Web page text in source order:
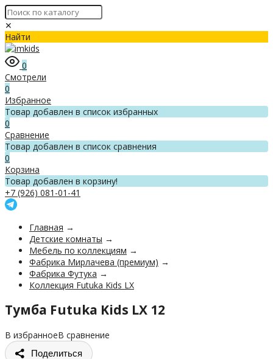
✕
Найти
0
Смотрели
0
Избранное
Товар добавлен в список избранных
0
Сравнение
Товар добавлен в список сравнения
0
Корзина
Товар добавлен в корзину!
+7 (926) 081-01-41
Главная →
Детские комнаты →
Мебель по коллекциям →
Фабрика Мирлачева (премиум) →
Фабрика Футука →
Коллекция Futuka Kids LX
Тумба Futuka Kids LX 12
В избранноеВ сравнение
Поделиться